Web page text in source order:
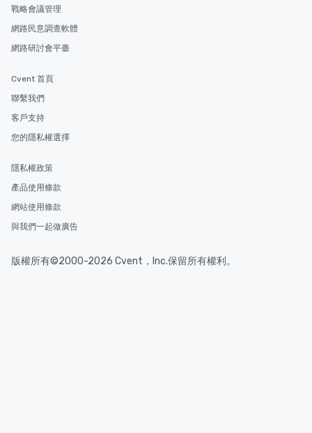
戰略會議管理
網路民意調查軟體
網路研討會平臺
Cvent 首頁
聯繫我們
客戶支持
您的隱私權選擇
隱私權政策
產品使用條款
網站使用條款
與我們一起做廣告
版權所有©2000-2026 Cvent，Inc.保留所有權利。